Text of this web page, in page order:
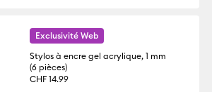
Exclusivité Web
Stylos à encre gel acrylique, 1 mm
(6 pièces)
CHF 14.99